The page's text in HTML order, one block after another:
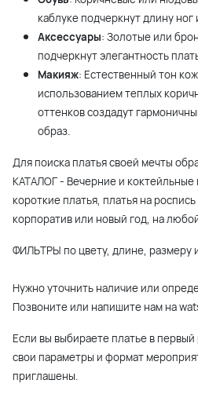
каблуке подчеркнут длину ног
Аксессуары: Золотые или
подчеркнут элегантность
Макияж: Естественный тон
использованием теплых
оттенков создадут
образ.
Для поиска платья своей мечты
КАТАЛОГ - Вечерние и коктейльные
короткие платья, платья на
корпоратив или новый год, на
ФИЛЬТРЫ по цвету, длине, размеру
Нужно уточнить наличие или
Позвоните или напишите нам на
Если вы выбираете платье в
свои параметры и формат
приглашены.